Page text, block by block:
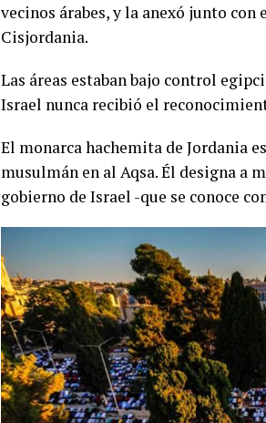
vecinos árabes, y la anexó junto con
Cisjordania.
Las áreas estaban bajo control
Israel nunca recibió el
El monarca hachemita de Jordania
musulmán en al Aqsa. Él designa a
gobierno de Israel -que se conoce